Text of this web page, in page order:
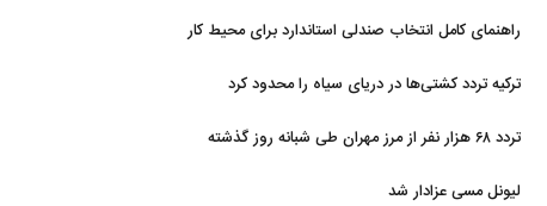
راهنمای کامل انتخاب صندلی استاندارد برای محیط کار
ترکیه تردد کشتی‌ها در دریای سیاه را محدود کرد
تردد ۶۸ هزار نفر از مرز مهران طی شبانه روز گذشته
لیونل مسی عزادار شد